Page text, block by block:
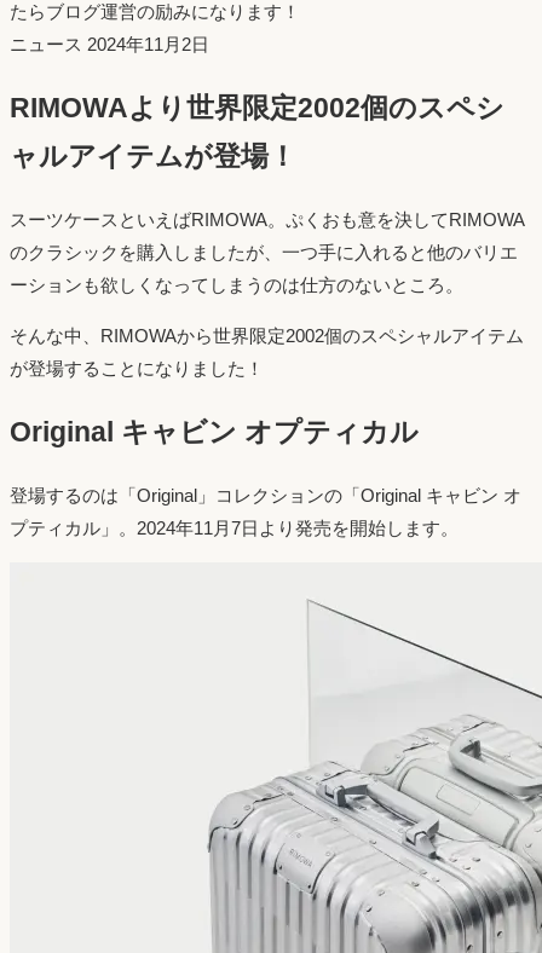
たらブログ運営の励みになります！
ニュース 投
日：
2024年11月2日
RIMOWAより世界限定2002個のスペシ
ャルアイテムが登場！
スーツケースといえばRIMOWA。ぷくおも意を決してRIMOWA
のクラシックを購入しましたが、一つ手に入れると他のバリエ
ーションも欲しくなってしまうのは仕方のないところ。
そんな中、RIMOWAから世界限定2002個のスペシャルアイテム
が登場することになりました！
Original キャビン オプティカル
登場するのは「Original」コレクションの「Original キャビン オ
プティカル」。2024年11月7日より発売を開始します。